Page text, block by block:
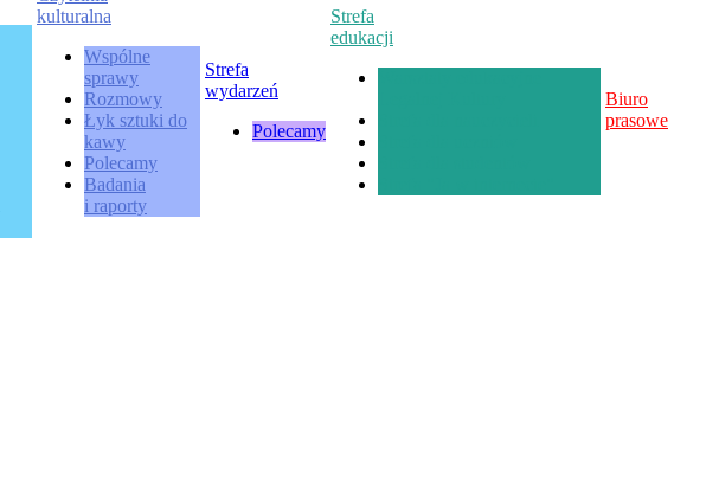
kulturalna
Wspólne
sprawy
Rozmowy
Łyk sztuki do
kawy
Polecamy
Badania
i raporty
Strefa
wydarzeń
Polecamy
Strefa
edukacji
Biuro
prasowe